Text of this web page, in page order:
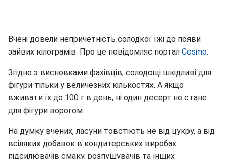
Вчені довели непричетність солодкої їжі до появи
зайвих кілограмів. Про це повідомляє портал Cosmo.
Згідно з висновками фахівців, солодощі шкідливі для
фігури тільки у величезних кількостях. А якщо
вживати їх до 100 г в день, ні один десерт не стане
для фігури ворогом.
На думку вчених, ласуни товстіють не від цукру, а від
всіляких добавок в кондитерських виробах:
підсилювачів смаку, розпушувачів та інших